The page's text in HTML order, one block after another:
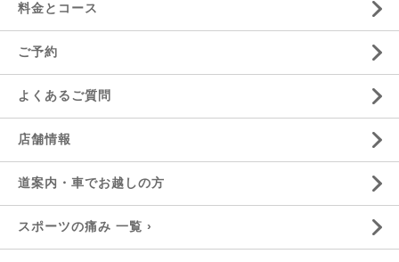
料金とコース
ご予約
よくあるご質問
店舗情報
道案内・車でお越しの方
スポーツの痛み 一覧 ›